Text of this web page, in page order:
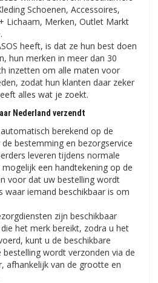
Schoenen, Accessoires,
Lichaam, Merken, Outlet Markt
heeft, is dat ze hun best doen
hun merken in meer dan 30
inzetten om alle maten voor
zodat hun klanten daar zeker
alles wat je zoekt.
Nederland verzendt
berekend op de
bestemming en bezorgservice
leveren tijdens normale
een handtekening op de
voor dat uw bestelling wordt
waar iemand beschikbaar is om
zijn beschikbaar
het merk bereikt, zodra u het
kunt u de beschikbare
wordt verzonden via de
afhankelijk van de grootte en